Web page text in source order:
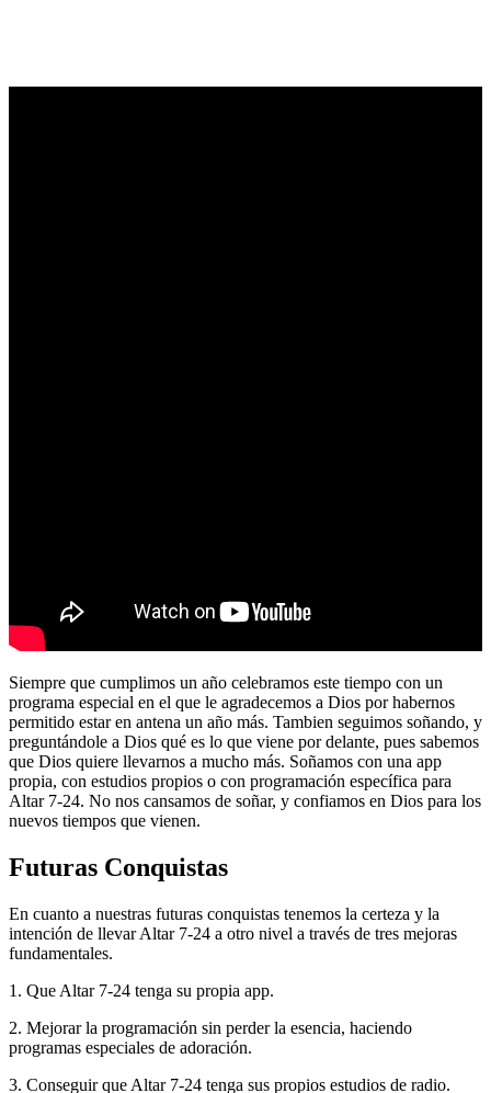
Siempre que cumplimos un año celebramos este tiempo con un
programa especial en el que le agradecemos a Dios por habernos
permitido estar en antena un año más. Tambien seguimos soñando, y
preguntándole a Dios qué es lo que viene por delante, pues sabemos
que Dios quiere llevarnos a mucho más. Soñamos con una app
propia, con estudios propios o con programación específica para
Altar 7-24. No nos cansamos de soñar, y confiamos en Dios para los
nuevos tiempos que vienen.
Futuras Conquistas
En cuanto a nuestras futuras conquistas tenemos la certeza y la
intención de llevar Altar 7-24 a otro nivel a través de tres mejoras
fundamentales.
1. Que Altar 7-24 tenga su propia app.
2. Mejorar la programación sin perder la esencia, haciendo
programas especiales de adoración.
3. Conseguir que Altar 7-24 tenga sus propios estudios de radio.